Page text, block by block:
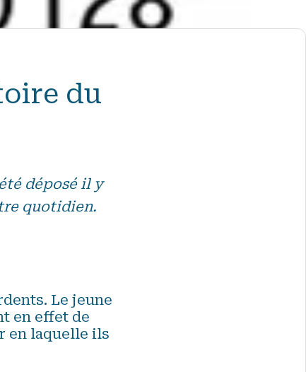
du
déposé il y
quotidien.
Le jeune
en effet de
en laquelle ils